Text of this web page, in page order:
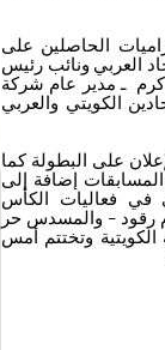
الحاصلين على
العربي ونائب رئيس
ـ مدير عام شركة
الكويتي والعربي
على البطولة كما
إضافة إلى
في فعاليات الكأس
الاولمبية (المسدس والبندقية الهوائية ـ والبندقية الحرة 50 م رقود – والمسدس حر
الكويتية وتختتم أمس